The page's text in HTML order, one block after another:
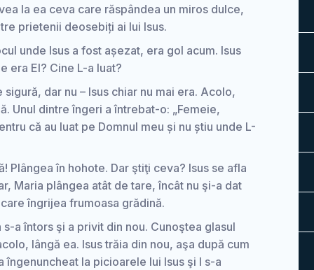
la ea ceva care răspândea un miros dulce,
prietenii deosebiți ai lui Isus.
unde Isus a fost așezat, era gol acum. Isus
era El? Cine L-a luat?
dar nu – Isus chiar nu mai era. Acolo,
Unul dintre îngeri a întrebat-o: „Femeie,
că au luat pe Domnul meu și nu știu unde L-
Plângea în hohote. Dar ştiţi ceva? Isus se afla
Maria plângea atât de tare, încât nu şi-a dat
îngrijea frumoasa grădină.
a întors şi a privit din nou. Cunoştea glasul
lângă ea. Isus trăia din nou, aşa după cum
îngenuncheat la picioarele lui Isus şi I s-a